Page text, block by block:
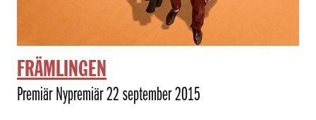
FRÄMLINGEN
Premiär Nypremiär 22 september 2015